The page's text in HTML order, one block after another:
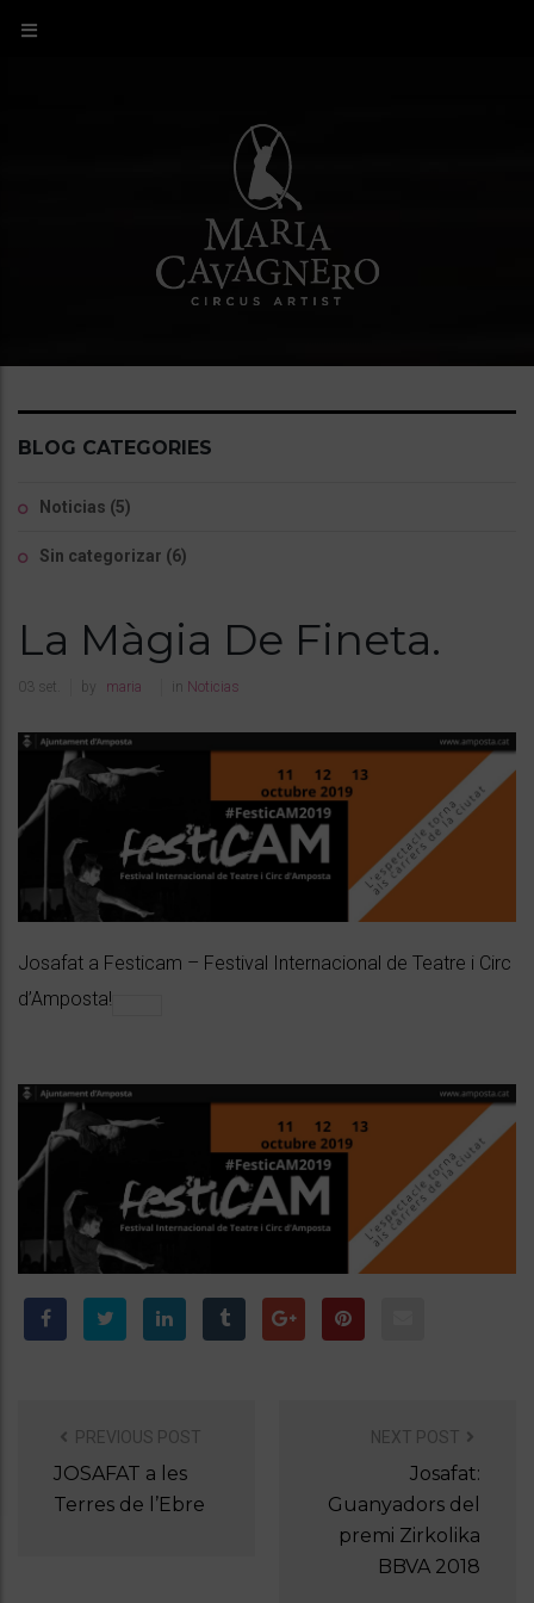
BLOG CATEGORIES
Noticias (5)
Sin categorizar (6)
La Màgia De Fineta.
03 set. by maria in Noticias
Josafat a Festicam – Festival Internacional de Teatre i Circ
d’Amposta!
PREVIOUS POST
JOSAFAT a les
Terres de l’Ebre
NEXT POST
Josafat:
Guanyadors del
premi Zirkolika
BBVA 2018